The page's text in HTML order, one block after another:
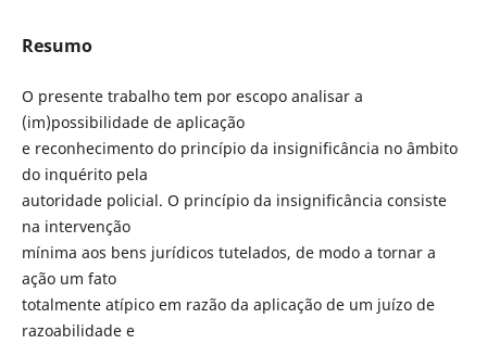
Resumo
O presente trabalho tem por escopo analisar a
(im)possibilidade de aplicação
e reconhecimento do princípio da insignificância no âmbito
do inquérito pela
autoridade policial. O princípio da insignificância consiste
na intervenção
mínima aos bens jurídicos tutelados, de modo a tornar a
ação um fato
totalmente atípico em razão da aplicação de um juízo de
razoabilidade e